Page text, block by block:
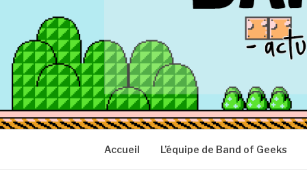
BAND OF
Actu Geek d'hier et d'aujourd'hui
Accueil L’équipe de Band of Geeks